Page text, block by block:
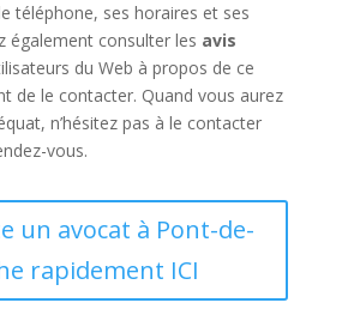
téléphone, ses horaires et ses
également consulter les avis
du Web à propos de ce
de le contacter. Quand vous aurez
n’hésitez pas à le contacter
vous.
un avocat à Pont-de-
rapidement ICI